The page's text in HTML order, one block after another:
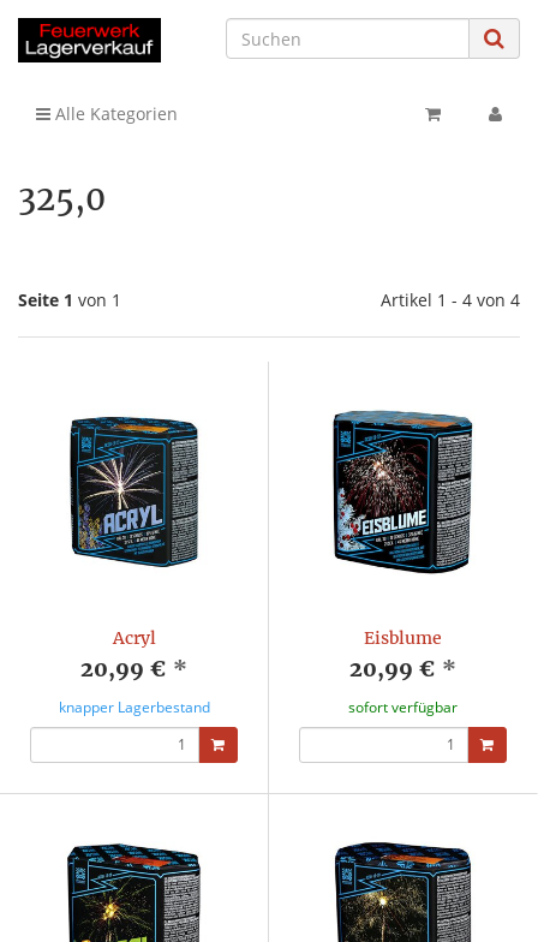
Alle Kategorien
325,0
Seite 1 von 1 Artikel 1 - 4 von 4
Acryl
20,99 € *
knapper Lagerbestand
Eisblume
20,99 € *
sofort verfügbar